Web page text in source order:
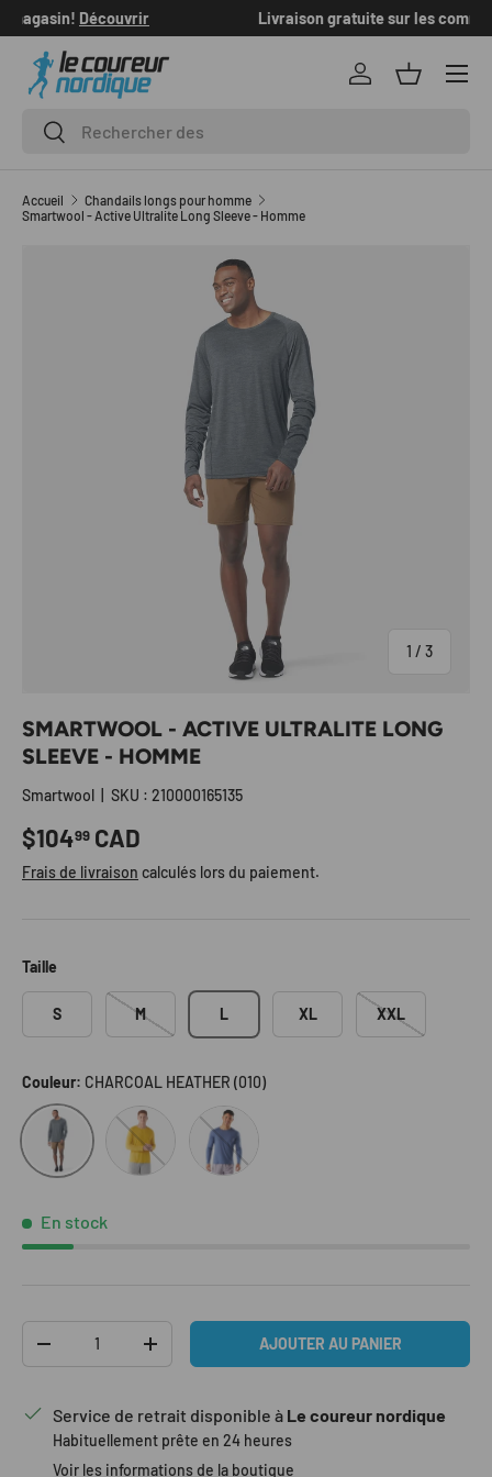
ALLER AU CONTENU
Livraison gratuite sur les commandes de +100$en savoir plus
Recherche
Rechercher
Se connecter
Panier
Accueil
Chandails longs pour homme
Smartwool - Active Ultralite Long Sleeve - Homme
PASSER AUX INFORMATIONS PRODUITS
L’image 1 est maintenant disponible dans la vue de galerie
1 / de
3
SMARTWOOL - ACTIVE ULTRALITE LONG
SLEEVE - HOMME
Smartwool SKU : 210000165135
Prix habituel
$10499 CAD
Frais de livraison calculés lors du paiement.
Taille
S M L XL XXL
Couleur: CHARCOAL HEATHER (010)
CHARCOAL HEATHER (010)
HONEY GOLD (K11)NIGHT (P43)
En stock
DIMINUER LA QUANTITÉAUGMENTER LA QUANTITÉAJOUTER AU PANIER
Service de retrait disponible à Le coureur nordique
Habituellement prête en 24 heures
Voir les informations de la boutique